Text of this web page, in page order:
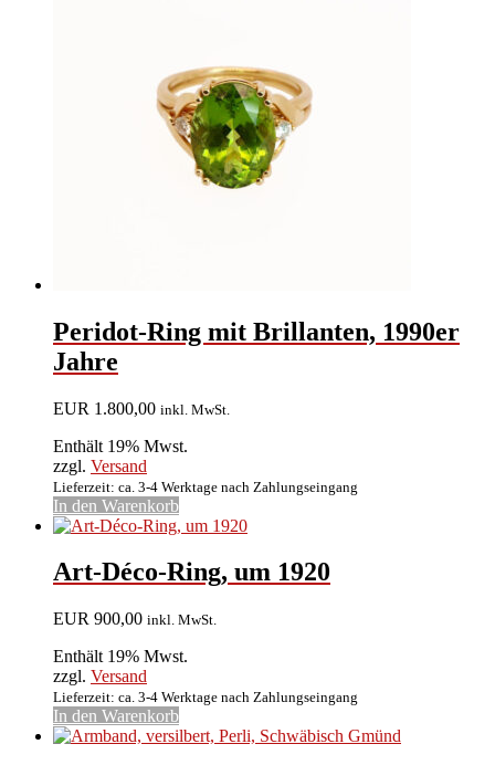
Peridot-Ring mit Brillanten, 1990er
Jahre
EUR 1.800,00 inkl. MwSt.
Enthält 19% Mwst.
zzgl. Versand
Lieferzeit: ca. 3-4 Werktage nach Zahlungseingang
In den Warenkorb
Art-Déco-Ring, um 1920
EUR 900,00 inkl. MwSt.
Enthält 19% Mwst.
zzgl. Versand
Lieferzeit: ca. 3-4 Werktage nach Zahlungseingang
In den Warenkorb